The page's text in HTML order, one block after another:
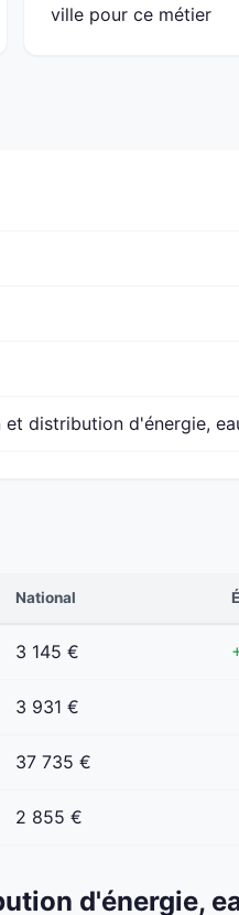
ville pour ce métier
distribution d'énergie,
National
3 145 €
3 931 €
37 735 €
2 855 €
d'énergie,